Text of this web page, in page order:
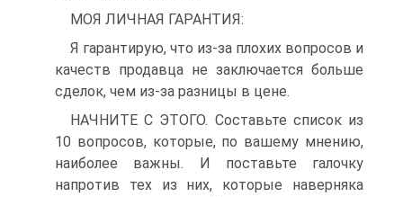
МОЯ ЛИЧНАЯ ГАРАНТИЯ:
Я гарантирую, что из-за плохих вопросов и
качеств продавца не заключается больше
сделок, чем из-за разницы в цене.
НАЧНИТЕ С ЭТОГО. Составьте список из
10 вопросов, которые, по вашему мнению,
наиболее важны. И поставьте галочку
напротив тех из них, которые наверняка